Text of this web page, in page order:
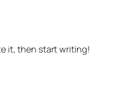
it, then start writing!